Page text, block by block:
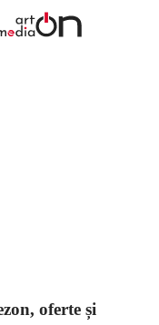
oferte și